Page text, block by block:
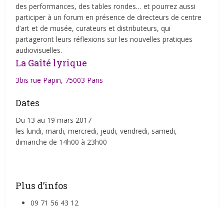
des performances, des tables rondes… et pourrez aussi
participer à un forum en présence de directeurs de centre
d’art et de musée, curateurs et distributeurs, qui
partageront leurs réflexions sur les nouvelles pratiques
audiovisuelles.
La Gaîté lyrique
3bis rue Papin, 75003 Paris
Dates
Du 13 au 19 mars 2017
les lundi, mardi, mercredi, jeudi, vendredi, samedi,
dimanche de 14h00 à 23h00
Plus d’infos
09 71 56 43 12